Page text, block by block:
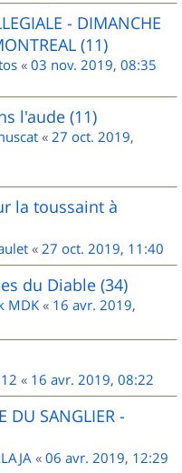
- DIMANCHE
(11)
« 03 nov. 2019, 08:35
l'aude (11)
« 27 oct. 2019,
la toussaint à
« 27 oct. 2019, 11:40
du Diable (34)
MDK« 16 avr. 2019,
« 16 avr. 2019, 08:22
DU SANGLIER -
« 06 avr. 2019, 12:29